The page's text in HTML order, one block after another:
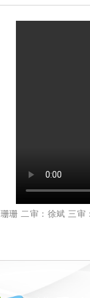
珊 二审：徐斌 三审